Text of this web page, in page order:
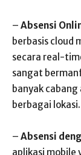
– Absensi
berbasis cloud
secara real-
sangat
banyak
berbagai lokasi.
– Absensi
aplikasi mobile